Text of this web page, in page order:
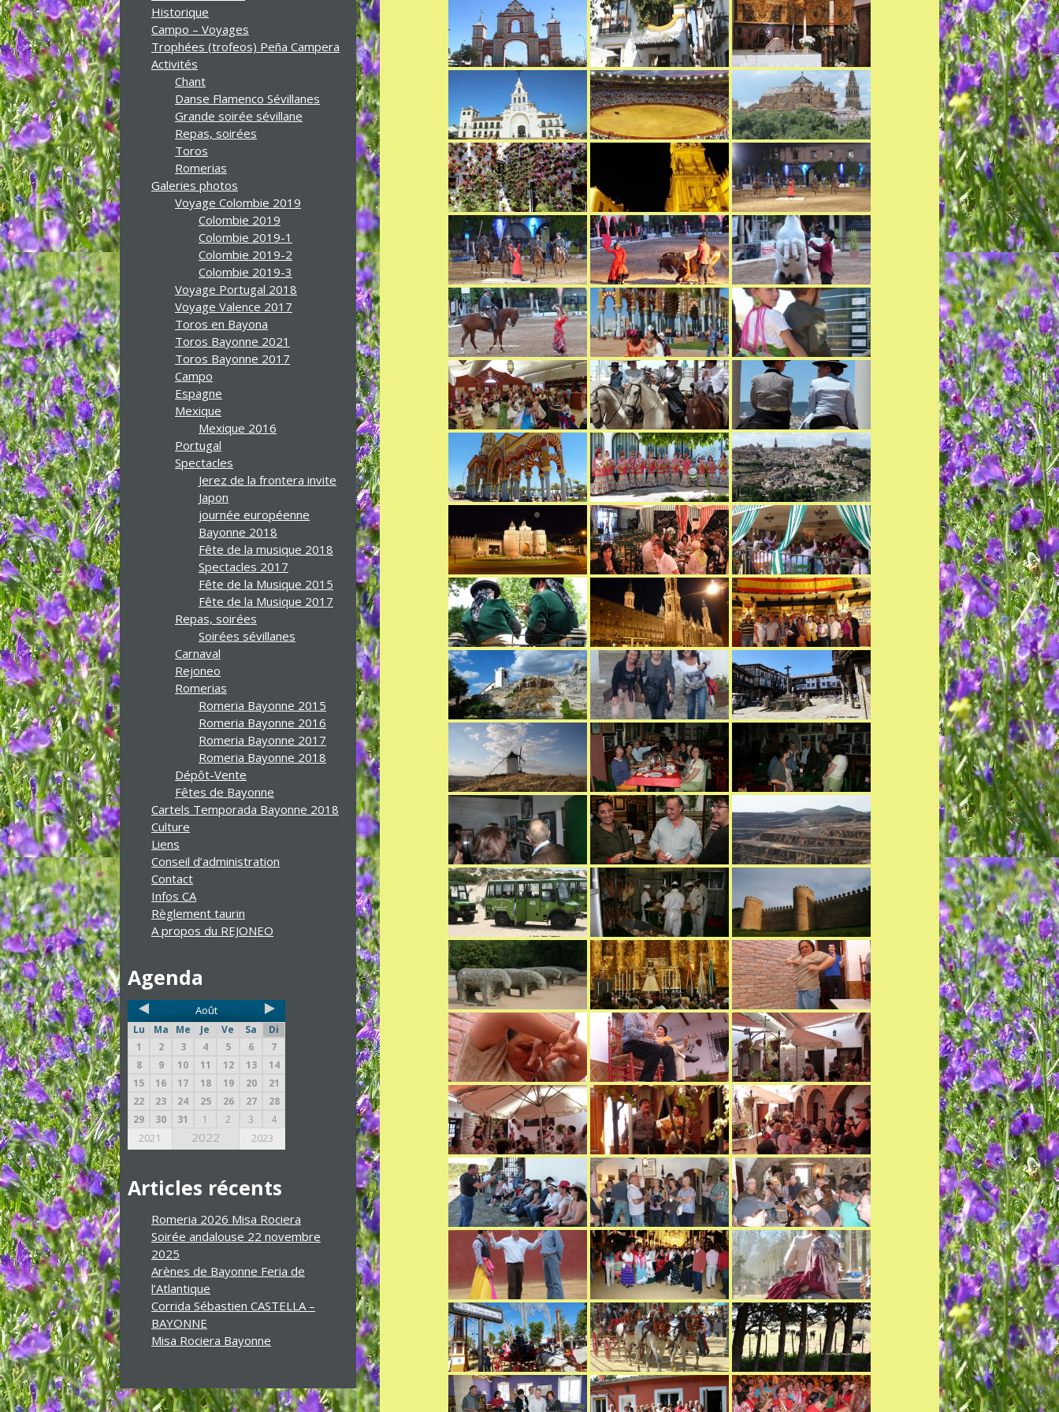
Historique
Campo – Voyages
Trophées (trofeos) Peña Campera
Activités
Chant
Danse Flamenco Sévillanes
Grande soirée sévillane
Repas, soirées
Toros
Romerias
Galeries photos
Voyage Colombie 2019
Colombie 2019
Colombie 2019-1
Colombie 2019-2
Colombie 2019-3
Voyage Portugal 2018
Voyage Valence 2017
Toros en Bayona
Toros Bayonne 2021
Toros Bayonne 2017
Campo
Espagne
Mexique
Mexique 2016
Portugal
Spectacles
Jerez de la frontera invite
Japon
journée européenne
Bayonne 2018
Fête de la musique 2018
Spectacles 2017
Fête de la Musique 2015
Fête de la Musique 2017
Repas, soirées
Soirées sévillanes
Carnaval
Rejoneo
Romerias
Romeria Bayonne 2015
Romeria Bayonne 2016
Romeria Bayonne 2017
Romeria Bayonne 2018
Dépôt-Vente
Fêtes de Bayonne
Cartels Temporada Bayonne 2018
Culture
Liens
Conseil d’administration
Contact
Infos CA
Règlement taurin
A propos du REJONEO
Agenda
Août
Lu Ma Me Je Ve Sa
Di
1
2 3 4 5 6
7
8
9 10 11 12 13
14
15
16 17 18 19 20
21
22
23 24 25 26 27
28
29
30 31 1 2 3 4
2021 2022 2023
Articles récents
Romeria 2026 Misa Rociera
Soirée andalouse 22 novembre
2025
Arènes de Bayonne Feria de
l’Atlantique
Corrida Sébastien CASTELLA –
BAYONNE
Misa Rociera Bayonne